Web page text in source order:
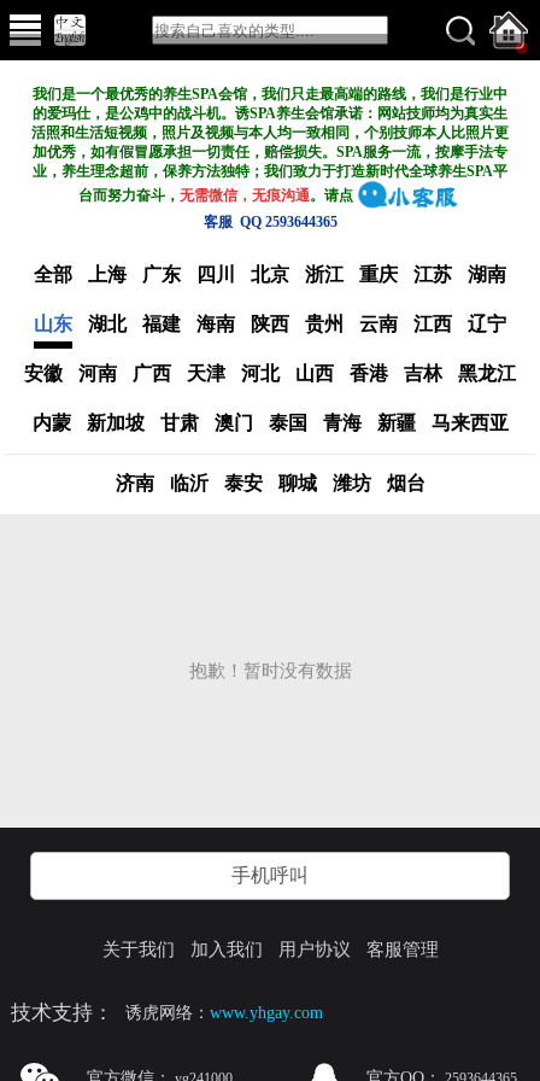
我们是一个最优秀的养生SPA会馆，我们只走最高端的路线，我们是行业中
的爱玛仕，是公鸡中的战斗机。诱SPA养生会馆承诺：网站技师均为真实生
活照和生活短视频，照片及视频与本人均一致相同，个别技师本人比照片更
加优秀，如有假冒愿承担一切责任，赔偿损失。SPA服务一流，按摩手法专
业，养生理念超前，保养方法独特；我们致力于打造新时代全球养生SPA平
台而努力奋斗，无需微信，无痕沟通。请点
客服 QQ 2593644365
全部 上海 广东 四川 北京 浙江 重庆 江苏 湖南
山东 湖北 福建 海南 陕西 贵州 云南 江西 辽宁
安徽 河南 广西 天津 河北 山西 香港 吉林 黑龙江
内蒙 新加坡 甘肃 澳门 泰国 青海 新疆 马来西亚
济南 临沂 泰安 聊城 潍坊 烟台
抱歉！暂时没有数据
手机呼叫
关于我们 加入我们 用户协议 客服管理
技术支持： 诱虎网络：www.yhgay.com